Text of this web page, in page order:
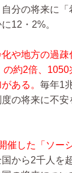
分の将来に
12・2%。
や地方の過
の約2倍、
ある。 毎年1
の将来に不
催した「ソー
国から2千人を